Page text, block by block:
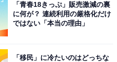
テレビ系）は記憶に残る人
も順調に俳優・歌手・ラジ
チに活躍し、ファンを喜ば
「青春18きっぷ」販売激減の裏
に何が？ 連続利用の厳格化だけ
ではない「本当の理由」
「移民」に冷たいのはどっちな